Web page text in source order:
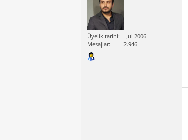
Üyelik tarihi
Jul 2006
Mesajlar
2.946